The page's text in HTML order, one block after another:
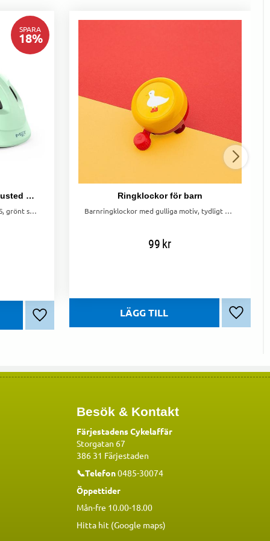
MET Helmet Hooray MIPS Dusted Green/Matt Grönt spänne
Lätt och säker barnhjälm med MIPS, grönt spänne, LED-ljus och barnanpassad passform för de första cykelturerna.
SPARA
18%
Lägg till i favoriter
Ringklockor för barn
Barnringklockor med gulliga motiv, tydligt pling och enkel montering på 22 mm styre.
99kr
Lägg
Besök & Kontakt
Färjestadens Cykelaffär
Storgatan 67
386 31 Färjestaden
📞Telefon0485-30074
Öppettider
Mån-fre 10.00-18.00
Hitta hit (Google maps)